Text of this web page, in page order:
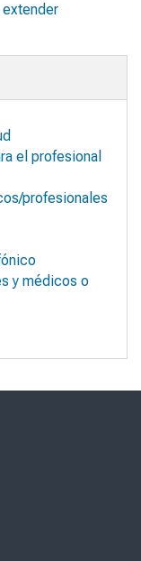
el profesional
profesionales
y médicos o